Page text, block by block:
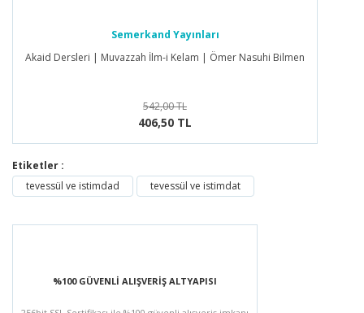
Semerkand Yayınları
Akaid Dersleri | Muvazzah İlm-i Kelam | Ömer Nasuhi Bilmen
542,00 TL
406,50 TL
Etiketler :
tevessül ve istimdad
tevessül ve istimdat
%100 GÜVENLİ ALIŞVERİŞ ALTYAPISI